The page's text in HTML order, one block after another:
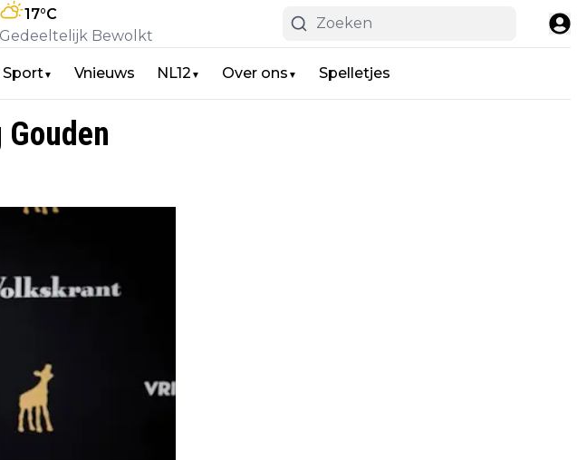
17°C
Gedeeltelijk Bewolkt
Sport▼ Vnieuws NL12 ▼ Over ons ▼ Spelletjes